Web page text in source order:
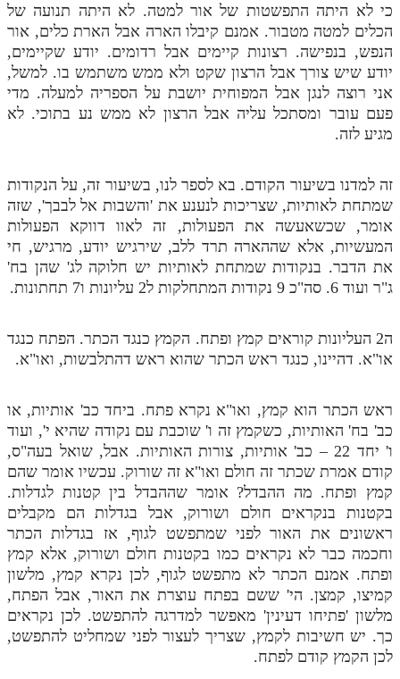
כי לא היתה התפשטות של אור למטה. לא היתה תנועה של
הכלים למטה מטבור. אמנם קיבלו הארה אבל הארת כלים, אור
הנפש, בנפישה. רצונות קיימים אבל רדומים. יודע שקיימים,
יודע שיש צורך אבל הרצון שקט ולא ממש משתמש בו. למשל,
אני רוצה לנגן אבל המפוחית יושבת על הספריה למעלה. מדי
פעם עובר ומסתכל עליה אבל הרצון לא ממש נע בתוכי. לא
מגיע לזה.
זה למדנו בשיעור הקודם. בא לספר לנו, בשיעור זה, על הנקודות
שמתחת לאותיות, שצריכות לנענע את 'והשבות אל לבבך', שזה
אומר, שכשאעשה את הפעולות, זה לאוו דווקא הפעולות
המעשיות, אלא שההארה תרד ללב, שירגיש יודע, מרגיש, חי
את הדבר. בנקודות שמתחת לאותיות יש חלוקה לג' שהן בח'
ג"ר ועוד 6. סה"כ 9 נקודות המתחלקות ל2 עליונות ו7 תחתונות.
ה2 העליונות קוראים קמץ ופתח. הקמץ כנגד הכתר. הפתח כנגד
או"א. דהיינו, כנגד ראש הכתר שהוא ראש דהתלבשות, ואו"א.
ראש הכתר הוא קמץ, ואו"א נקרא פתח. ביחד כב' אותיות, או
כב' בח' האותיות, כשקמץ זה ו' שוכבת עם נקודה שהיא י', ועוד
ו' יחד 22 – כב' אותיות, צורות האותיות. אבל, שואל בעה"ס,
קודם אמרת שכתר זה חולם ואו"א זה שורוק. עכשיו אומר שהם
קמץ ופתח. מה ההבדל? אומר שההבדל בין קטנות לגדלות.
בקטנות בנקראים חולם ושורוק, אבל בגדלות הם מקבלים
ראשונים את האור לפני שמתפשט לגוף, אז בגדלות הכתר
וחכמה כבר לא נקראים כמו בקטנות חולם ושורוק, אלא קמץ
ופתח. אמנם הכתר לא מתפשט לגוף, לכן נקרא קמץ, מלשון
קמיצו, קמצן. הי' ששם בפתח עוצרת את האור, אבל הפתח,
מלשון 'פתיחו דעינין' מאפשר למדרגה להתפשט. לכן נקראים
כך. יש חשיבות לקמץ, שצריך לעצור לפני שמחליט להתפשט,
לכן הקמץ קודם לפתח.